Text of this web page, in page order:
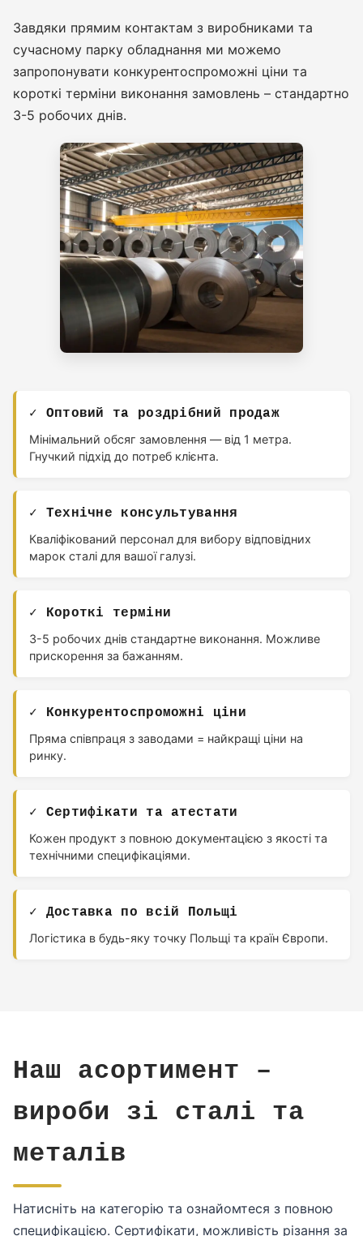
Завдяки прямим контактам з виробниками та
сучасному парку обладнання ми можемо
запропонувати конкурентоспроможні ціни та
короткі терміни виконання замовлень – стандартно
3-5 робочих днів.
✓ Оптовий та роздрібний продаж
Мінімальний обсяг замовлення — від 1 метра.
Гнучкий підхід до потреб клієнта.
✓ Технічне консультування
Кваліфікований персонал для вибору відповідних
марок сталі для вашої галузі.
✓ Короткі терміни
3-5 робочих днів стандартне виконання. Можливе
прискорення за бажанням.
✓ Конкурентоспроможні ціни
Пряма співпраця з заводами = найкращі ціни на
ринку.
✓ Сертифікати та атестати
Кожен продукт з повною документацією з якості та
технічними специфікаціями.
✓ Доставка по всій Польщі
Логістика в будь-яку точку Польщі та країн Європи.
Наш асортимент –
вироби зі сталі та
металів
Натисніть на категорію та ознайомтеся з повною
специфікацією. Сертифікати, можливість різання за